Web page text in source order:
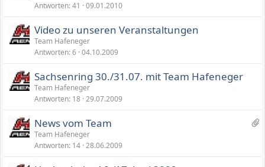
Antworten 41 09.01.2010
Video zu unseren Veranstaltungen
Team Hafeneger
Antworten 6 04.10.2009
Sachsenring 30./31.07. mit Team Hafeneger
Team Hafeneger
Antworten 18 29.07.2009
6
News vom Team
Team Hafeneger
Antworten 14 28.06.2009